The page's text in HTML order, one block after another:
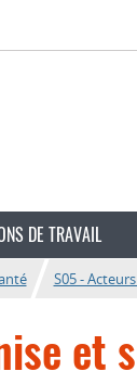
DE TRAVAIL
S05 -
et